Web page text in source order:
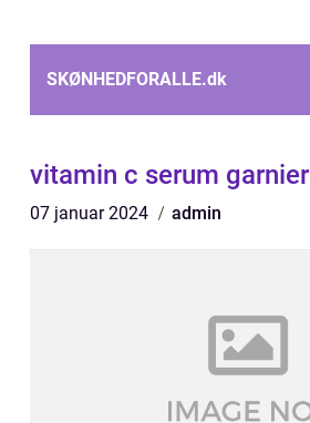
SKØNHEDFORALLE.dk
vitamin c serum garnier
07 januar 2024 admin